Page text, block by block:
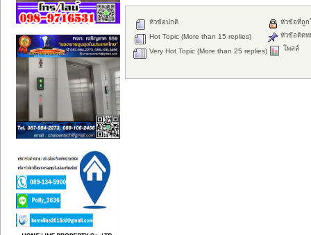
หัวข้อปกติ
Hot Topic (More than 15 replies)
Very Hot Topic (More than 25 replies)
หัวข้อที่ถู
หัวข้อติดห
โพลล์